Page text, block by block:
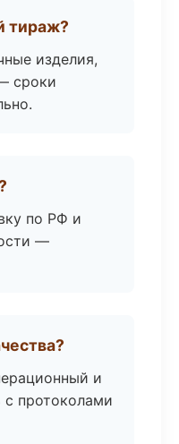
тираж?
изделия,
сроки
по РФ и
—
и
протоколами